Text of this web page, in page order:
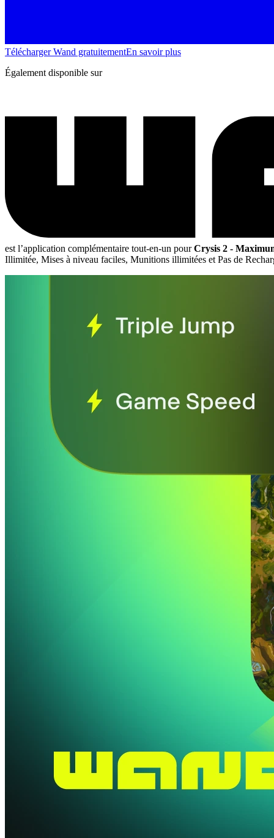
Télécharger Wand gratuitementEn savoir plus
Également disponible sur
est l’application complémentaire tout-en-un pourCrysis 2 -
Illimitée, Mises à niveau faciles, Munitions illimitées et Pas de